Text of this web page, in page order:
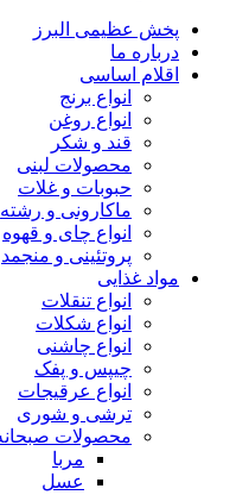
پخش عظیمی البرز
درباره ما
اقلام اساسی
انواع برنج
انواع روغن
قند و شکر
محصولات لبنی
حبوبات و غلات
ماکارونی و رشته
انواع چای و قهوه
پروتئینی و منجمد
مواد غذایی
انواع تنقلات
انواع شکلات
انواع چاشنی
چیپس و پفک
انواع عرقیجات
ترشی و شوری
محصولات
مربا
عسل